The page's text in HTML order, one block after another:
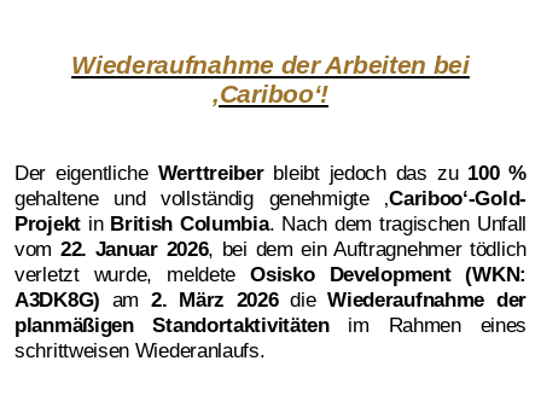
Wiederaufnahme der Arbeiten bei
‚Cariboo‘!
Der eigentliche Werttreiberbleibt jedoch das zu 100 %
gehaltene und vollständig genehmigte ‚Cariboo‘-Gold-
Projektin British Columbia. Nach dem tragischen Unfall
vom 22. Januar 2026, bei dem ein Auftragnehmer tödlich
verletzt wurde, meldeteOsisko Development (WKN:
A3DK8G) am 2. März 2026dieWiederaufnahme der
planmäßigen Standortaktivitätenim Rahmen eines
schrittweisen Wiederanlaufs.